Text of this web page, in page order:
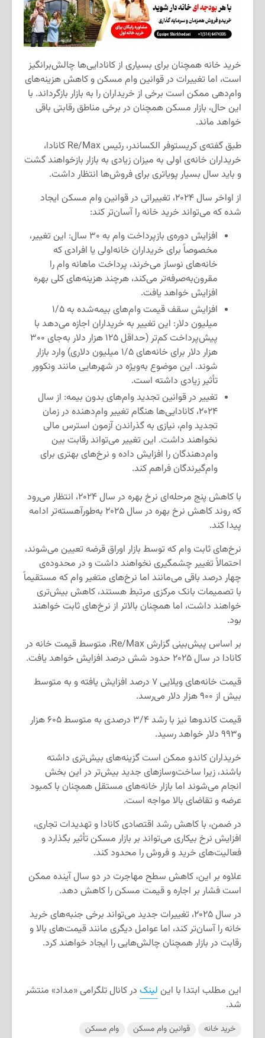
خرید خانه همچنان برای بسیاری از کانادایی‌ها چالش‌برانگیز
است، اما تغییرات در قوانین وام مسکن و کاهش هزینه‌های
وام‌دهی ممکن است برخی از خریداران را به بازار بازگرداند. با
این حال، بازار مسکن همچنان در برخی مناطق رقابتی باقی
خواهد ماند.
طبق گفته‌ی کریستوفر الکساندر، رئیس Re/Max کانادا،
خریداران خانه‌ی اولی به میزان زیادی به بازار بازخواهند گشت
و باید سال بسیار پویاتری برای فروش‌ها انتظار داشت.
از اواخر سال ۲۰۲۴، تغییراتی در قوانین وام مسکن ایجاد
شده که می‌تواند خرید خانه را آسان‌تر کند:
افزایش دوره‌ی بازپرداخت وام به ۳۰ سال: این تغییر،
مخصوصاً برای خریداران خانه‌اولی یا افرادی که
خانه‌های نوساز می‌خرند، پرداخت ماهانه وام را
مقرون‌به‌صرفه‌تر می‌کند، هرچند هزینه‌های کلی بهره
افزایش خواهد یافت.
افزایش سقف قیمت وام‌های بیمه‌شده به ۱/۵
میلیون دلار: این تغییر به خریداران اجازه می‌دهد با
پیش‌پرداخت کم‌تر (حداقل ۱۲۵ هزار دلار به‌جای ۳۰۰
هزار دلار برای خانه‌های ۱/۵ میلیون دلاری) وارد بازار
شوند. این موضوع به‌ویژه در شهرهایی مانند ونکوور
تأثیر زیادی داشته است.
تغییر در قوانین تجدید وام‌های بدون بیمه: از سال
۲۰۲۴، کانادایی‌ها هنگام تغییر وام‌دهنده در زمان
تجدید وام، نیازی به گذراندن آزمون استرس مالی
نخواهند داشت. این تغییر می‌تواند رقابت بین
وام‌دهندگان را افزایش داده و نرخ‌های بهتری برای
وام‌گیرندگان فراهم کند.
با کاهش پنج مرحله‌ای نرخ بهره در سال ۲۰۲۴، انتظار می‌رود
که روند کاهش نرخ بهره در سال ۲۰۲۵ به‌طورآهسته‌تر ادامه
پیدا کند.
نرخ‌های ثابت وام که توسط بازار اوراق قرضه تعیین می‌شوند،
احتمالاً تغییر چشمگیری نخواهند داشت و در محدوده‌ی
چهار درصد باقی می‌مانند اما نرخ‌های متغیر وام که مستقیماً
با تصمیمات بانک مرکزی مرتبط هستند، کاهش بیش‌تری
خواهند داشت، اما همچنان بالاتر از نرخ‌های ثابت خواهند
بود.
بر اساس پیش‌بینی گزارش Re/Max، متوسط قیمت خانه در
کانادا در سال ۲۰۲۵ حدود شش درصد افزایش خواهد یافت.
قیمت خانه‌های ویلایی ۷ درصد افزایش یافته و به متوسط
بیش از ۹۰۰ هزار دلار می‌رسد.
قیمت کاندوها نیز با رشد ۳/۴ درصدی به متوسط ۶۰۵ هزار
و۹۹۳ دلار خواهد رسید.
خریداران کاندو ممکن است گزینه‌های بیش‌تری داشته
باشند، زیرا ساخت‌وسازهای جدید بیش‌تر در این بخش
انجام می‌شوند اما بازار خانه‌های مستقل همچنان با کمبود
عرضه و تقاضای بالا مواجه است.
در ضمن، با کاهش رشد اقتصادی کانادا و تهدیدات تجاری،
افزایش نرخ بیکاری می‌تواند بر بازار مسکن تأثیر بگذارد و
فعالیت‌های خرید و فروش را محدود کند.
علاوه بر این، کاهش سطح مهاجرت در دو سال آینده ممکن
است فشار بر اجاره و قیمت مسکن را کاهش دهد.
در سال ۲۰۲۵، تغییرات جدید می‌تواند برخی جنبه‌های خرید
خانه را آسان‌تر کند، اما عوامل دیگری مانند قیمت‌های بالا و
رقابت در بازار همچنان چالش‌هایی را ایجاد خواهند کرد.
این مطلب ابتدا با این لینک در کانال تلگرامی «مداد» منتشر
شد.
خرید خانه قوانین وام مسکن وام مسکن